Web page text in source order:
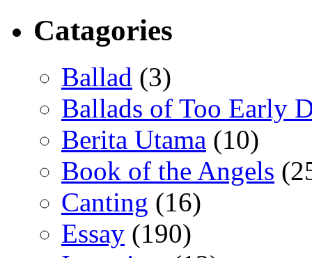
Catagories
Ballad (3)
Ballads of Too Early
Berita Utama (10)
Book of the Angels
Canting (16)
Essay (190)